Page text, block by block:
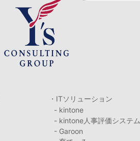
・ITソリューション
- kintone
- kintone人事評価システム
- Garoon